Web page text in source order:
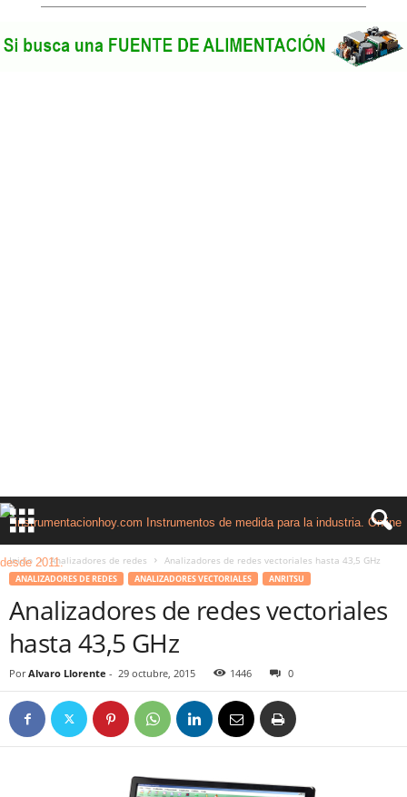
Inicio Analizadores de redes Analizadores de redes vectoriales hasta 43,5 GHz
ANALIZADORES DE REDES ANALIZADORES VECTORIALES ANRITSU
Analizadores de redes vectoriales
hasta 43,5 GHz
Por Alvaro Llorente - 29 octubre, 2015 1446 0